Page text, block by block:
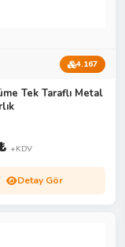
4.167
Tek Taraflı Metal
+KDV
Detay Gör